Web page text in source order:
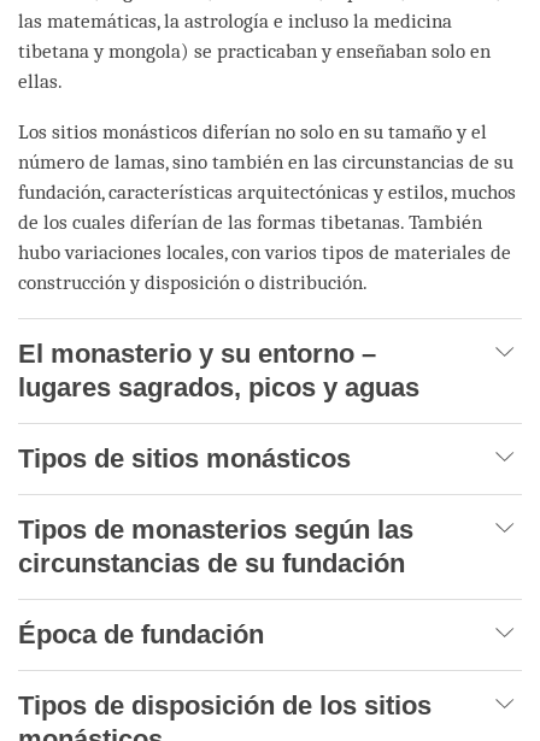
las matemáticas, la astrología e incluso la medicina
tibetana y mongola) se practicaban y enseñaban solo en
ellas.
Los sitios monásticos diferían no solo en su tamaño y el
número de lamas, sino también en las circunstancias de su
fundación, características arquitectónicas y estilos, muchos
de los cuales diferían de las formas tibetanas. También
hubo variaciones locales, con varios tipos de materiales de
construcción y disposición o distribución.
El monasterio y su entorno –
lugares sagrados, picos y aguas
Tipos de sitios monásticos
Tipos de monasterios según las
circunstancias de su fundación
Época de fundación
Tipos de disposición de los sitios